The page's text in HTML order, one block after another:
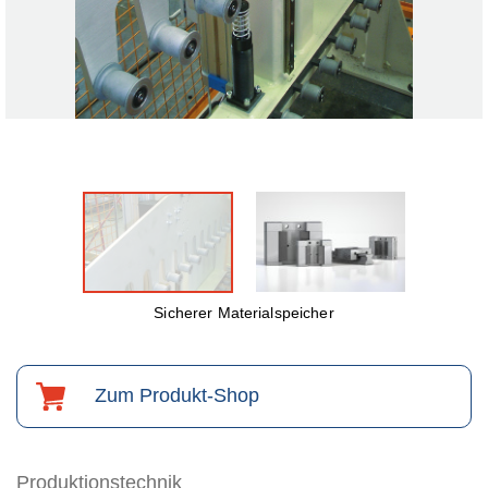
Sicherer Materialspeicher
Zum Produkt-Shop
Produktionstechnik